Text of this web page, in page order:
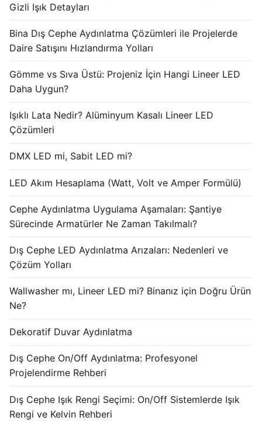
DMX Kontrol Sistemleri
Dış Mekan LED Driver
Cephe Animasyon DOTLED Serisi
Cephe Animasyon WallWasher Serisi
İLETİŞİM & SİPARİŞ
Turkish
Gizli Işık Detayları
Bina Dış Cephe Aydınlatma Çözümleri ile Projelerde
Daire Satışını Hızlandırma Yolları
Gömme vs Sıva Üstü: Projeniz İçin Hangi Lineer LED
Daha Uygun?
Işıklı Lata Nedir? Alüminyum Kasalı Lineer LED
Çözümleri
DMX LED mi, Sabit LED mi?
LED Akım Hesaplama (Watt, Volt ve Amper Formülü)
Cephe Aydınlatma Uygulama Aşamaları: Şantiye
Sürecinde Armatürler Ne Zaman Takılmalı?
Dış Cephe LED Aydınlatma Arızaları: Nedenleri ve
Çözüm Yolları
Wallwasher mı, Lineer LED mi? Binanız için Doğru Ürün
Ne?
Dekoratif Duvar Aydınlatma
Dış Cephe On/Off Aydınlatma: Profesyonel
Projelendirme Rehberi
Dış Cephe Işık Rengi Seçimi: On/Off Sistemlerde Işık
Rengi ve Kelvin Rehberi